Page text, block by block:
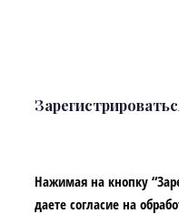
Нажимая на кнопку
даете согласие на